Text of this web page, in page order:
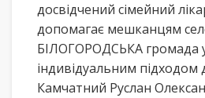
досвідчений сімейний
допомагає мешканцям
БІЛОГОРОДСЬКА громада
індивідуальним підходом
Камчатний Руслан